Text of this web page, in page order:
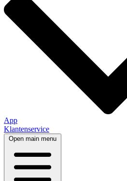
App
Klantenservice
Open main menu